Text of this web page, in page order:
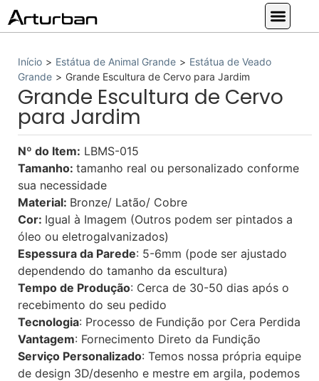
Início > Estátua de Animal Grande > Estátua de Veado
Grande > Grande Escultura de Cervo para Jardim
Grande Escultura de Cervo
para Jardim
Nº do Item: LBMS-015
Tamanho: tamanho real ou personalizado conforme
sua necessidade
Material: Bronze/ Latão/ Cobre
Cor: Igual à Imagem (Outros podem ser pintados a
óleo ou eletrogalvanizados)
Espessura da Parede: 5-6mm (pode ser ajustado
dependendo do tamanho da escultura)
Tempo de Produção: Cerca de 30-50 dias após o
recebimento do seu pedido
Tecnologia: Processo de Fundição por Cera Perdida
Vantagem: Fornecimento Direto da Fundição
Serviço Personalizado: Temos nossa própria equipe
de design 3D/desenho e mestre em argila, podemos